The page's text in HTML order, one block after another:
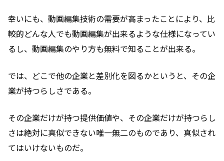
幸いにも、動画編集技術の需要が高まったことにより、比
較的どんな人でも動画編集が出来るような仕様になってい
るし、動画編集のやり方も無料で知ることが出来る。
では、どこで他の企業と差別化を図るかというと、その企
業が持つらしさである。
その企業だけが持つ提供価値や、その企業だけが持つらし
さは絶対に真似できない唯一無二のものであり、真似され
てはいけないものだ。